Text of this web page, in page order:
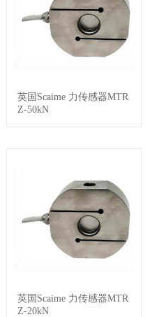
查看详情
英国Scaime 力传感器MTR
Z-50kN
查看详情
英国Scaime 力传感器MTR
Z-20kN